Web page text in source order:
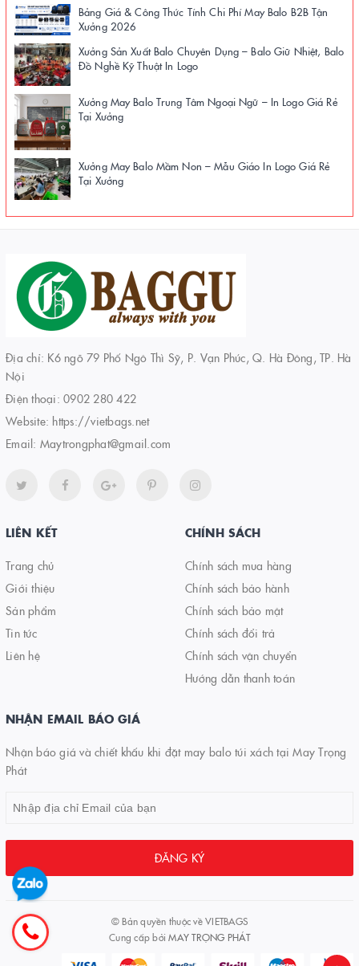
Bảng Giá & Công Thức Tính Chi Phí May Balo B2B Tận
Xưởng 2026
Xưởng Sản Xuất Balo Chuyên Dụng – Balo Giữ Nhiệt, Balo
Đồ Nghề Kỹ Thuật In Logo
Xưởng May Balo Trung Tâm Ngoại Ngữ – In Logo Giá Rẻ
Tại Xưởng
Xưởng May Balo Mầm Non – Mẫu Giáo In Logo Giá Rẻ
Tại Xưởng
Địa chỉ: K6 ngõ 79 Phố Ngô Thì Sỹ, P. Vạn Phúc, Q. Hà Đông, TP. Hà
Nội
Điện thoại: 0902 280 422
Website: https://vietbags.net
Email: Maytrongphat@gmail.com
LIÊN KẾT
Trang chủ
Giới thiệu
Sản phẩm
Tin tức
Liên hệ
CHÍNH SÁCH
Chính sách mua hàng
Chính sách bảo hành
Chính sách bảo mật
Chính sách đổi trả
Chính sách vận chuyển
Hướng dẫn thanh toán
NHẬN EMAIL BÁO GIÁ
Nhận báo giá và chiết khấu khi đặt may balo túi xách tại May Trọng
Phát
ĐĂNG KÝ
© Bản quyền thuộc vềVIETBAGS
Cung cấp bởiMAY TRỌNG PHÁT